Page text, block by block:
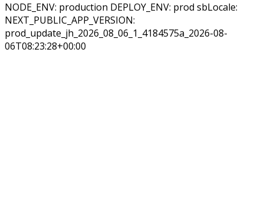
NODE_ENV: production DEPLOY_ENV: prod sbLocale:
NEXT_PUBLIC_APP_VERSION:
prod_update_jh_2026_08_06_1_4184575a_2026-08-
06T08:23:28+00:00